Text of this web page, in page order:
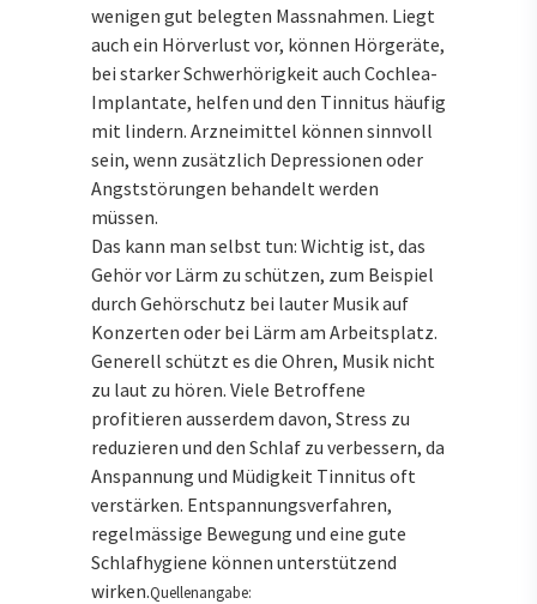
wenigen gut belegten Massnahmen. Liegt
auch ein Hörverlust vor, können Hörgeräte,
bei starker Schwerhörigkeit auch Cochlea-
Implantate, helfen und den Tinnitus häufig
mit lindern. Arzneimittel können sinnvoll
sein, wenn zusätzlich Depressionen oder
Angststörungen behandelt werden
müssen.
Das kann man selbst tun: Wichtig ist, das
Gehör vor Lärm zu schützen, zum Beispiel
durch Gehörschutz bei lauter Musik auf
Konzerten oder bei Lärm am Arbeitsplatz.
Generell schützt es die Ohren, Musik nicht
zu laut zu hören. Viele Betroffene
profitieren ausserdem davon, Stress zu
reduzieren und den Schlaf zu verbessern, da
Anspannung und Müdigkeit Tinnitus oft
verstärken. Entspannungsverfahren,
regelmässige Bewegung und eine gute
Schlafhygiene können unterstützend
wirken.Quellenangabe: